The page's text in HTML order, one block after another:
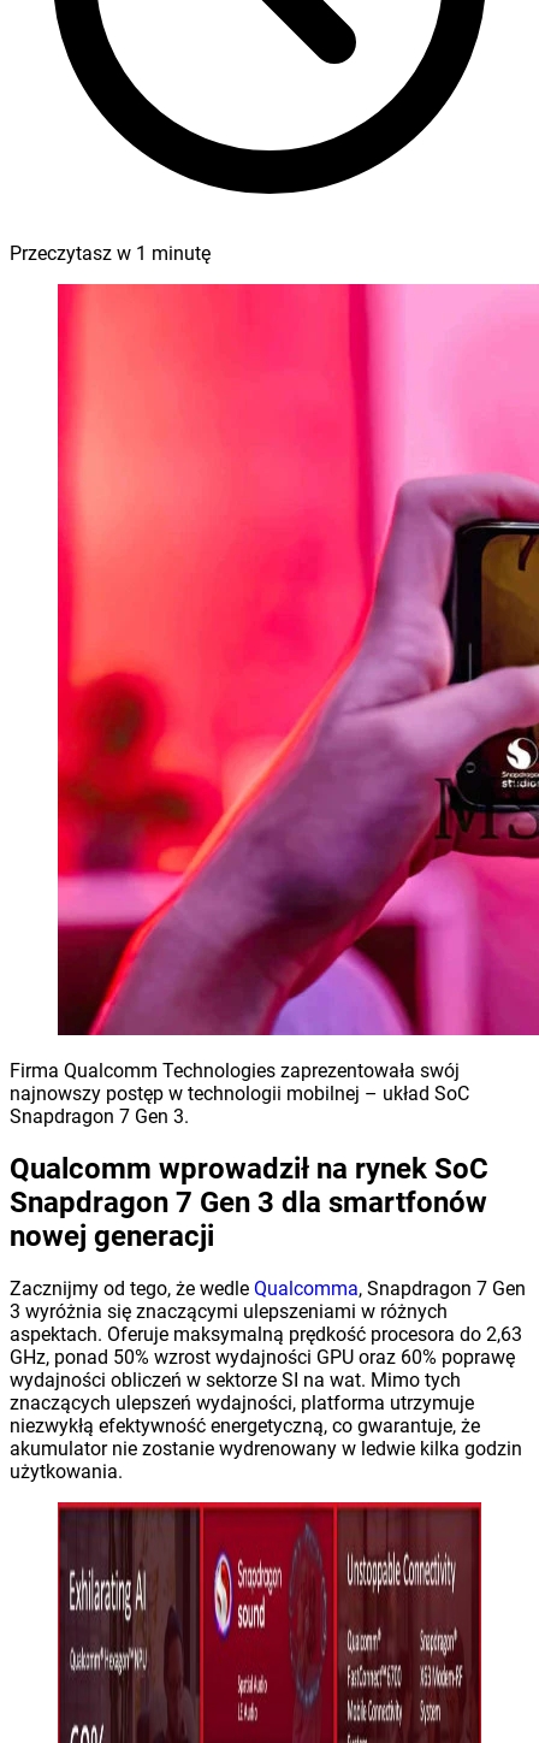
Przeczytasz w 1 minutę
Firma Qualcomm Technologies zaprezentowała swój
najnowszy postęp w technologii mobilnej – układ SoC
Snapdragon 7 Gen 3.
Qualcomm wprowadził na rynek SoC
Snapdragon 7 Gen 3 dla smartfonów
nowej generacji
Zacznijmy od tego, że wedle Qualcomma, Snapdragon 7 Gen
3 wyróżnia się znaczącymi ulepszeniami w różnych
aspektach. Oferuje maksymalną prędkość procesora do 2,63
GHz, ponad 50% wzrost wydajności GPU oraz 60% poprawę
wydajności obliczeń w sektorze SI na wat. Mimo tych
znaczących ulepszeń wydajności, platforma utrzymuje
niezwykłą efektywność energetyczną, co gwarantuje, że
akumulator nie zostanie wydrenowany w ledwie kilka godzin
użytkowania.